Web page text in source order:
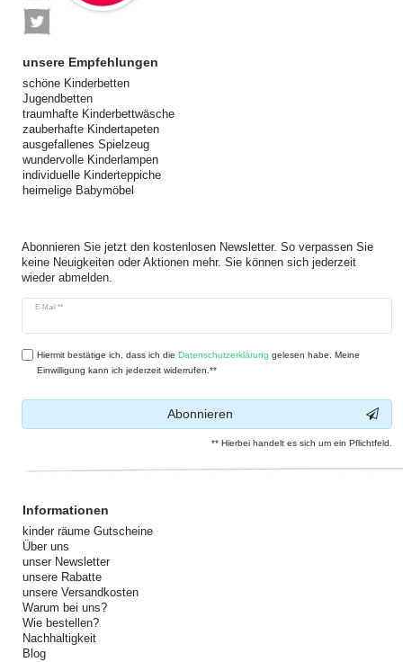
unsere Empfehlungen
schöne Kinderbetten
Jugendbetten
traumhafte Kinderbettwäsche
zauberhafte Kindertapeten
ausgefallenes Spielzeug
wundervolle Kinderlampen
individuelle Kinderteppiche
heimelige Babymöbel
Abonnieren Sie jetzt den kostenlosen Newsletter. So verpassen Sie
keine Neuigkeiten oder Aktionen mehr. Sie können sich jederzeit
wieder abmelden.
E-Mail **
Newsletter
Hiermit bestätige ich, dass ich dieDaten­schutz­erklärung gelesen habe. Meine
Einwilligung kann ich jederzeit widerrufen.**
Abonnieren
** Hierbei handelt es sich um ein Pflichtfeld.
Informationen
kinder räume Gutscheine
Über uns
unser Newsletter
unsere Rabatte
unsere Versandkosten
Warum bei uns?
Wie bestellen?
Nachhaltigkeit
Blog